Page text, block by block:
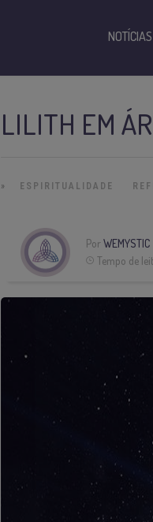
LILITH EM
» ESPIRITUALIDADE
PorWEMYSTIC
Tempo de
NOTÍCIAS